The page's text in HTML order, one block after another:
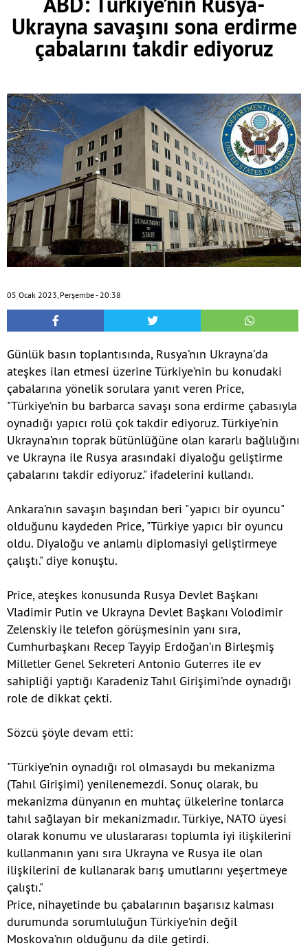
Ukrayna savaşını sona erdirme
çabalarını takdir ediyoruz
05 Ocak 2023, Perşembe - 20:38
Günlük basın toplantısında, Rusya’nın Ukrayna’da
ateşkes ilan etmesi üzerine Türkiye’nin bu konudaki
çabalarına yönelik sorulara yanıt veren Price,
"Türkiye’nin bu barbarca savaşı sona erdirme çabasıyla
oynadığı yapıcı rolü çok takdir ediyoruz. Türkiye’nin
Ukrayna’nın toprak bütünlüğüne olan kararlı bağlılığını
ve Ukrayna ile Rusya arasındaki diyaloğu geliştirme
çabalarını takdir ediyoruz." ifadelerini kullandı.
Ankara’nın savaşın başından beri "yapıcı bir oyuncu"
olduğunu kaydeden Price, "Türkiye yapıcı bir oyuncu
oldu. Diyaloğu ve anlamlı diplomasiyi geliştirmeye
çalıştı." diye konuştu.
Price, ateşkes konusunda Rusya Devlet Başkanı
Vladimir Putin ve Ukrayna Devlet Başkanı Volodimir
Zelenskiy ile telefon görüşmesinin yanı sıra,
Cumhurbaşkanı Recep Tayyip Erdoğan’ın Birleşmiş
Milletler Genel Sekreteri Antonio Guterres ile ev
sahipliği yaptığı Karadeniz Tahıl Girişimi’nde oynadığı
role de dikkat çekti.
Sözcü şöyle devam etti:
"Türkiye’nin oynadığı rol olmasaydı bu mekanizma
(Tahıl Girişimi) yenilenemezdi. Sonuç olarak, bu
mekanizma dünyanın en muhtaç ülkelerine tonlarca
tahıl sağlayan bir mekanizmadır. Türkiye, NATO üyesi
olarak konumu ve uluslararası toplumla iyi ilişkilerini
kullanmanın yanı sıra Ukrayna ve Rusya ile olan
ilişkilerini de kullanarak barış umutlarını yeşertmeye
çalıştı."​​​​​​​
Price, nihayetinde bu çabalarının başarısız kalması
durumunda sorumluluğun Türkiye’nin değil
Moskova’nın olduğunu da dile getirdi.